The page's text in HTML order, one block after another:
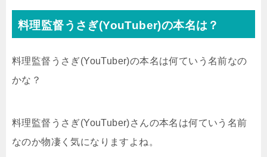
料理監督うさぎ(YouTuber)の本名は？
料理監督うさぎ(YouTuber)の本名は何ていう名前なの
かな？
料理監督うさぎ(YouTuber)さんの本名は何ていう名前
なのか物凄く気になりますよね。